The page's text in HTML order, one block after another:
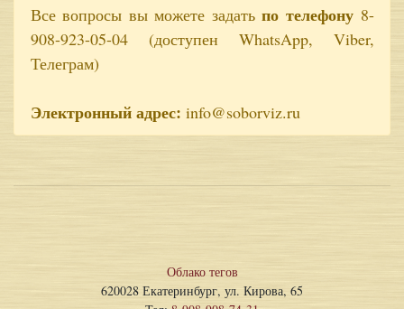
Все вопросы вы можете задатьпо телефону8-
908-923-05-04 (доступен WhatsApp, Viber,
Телеграм)
Электронный адрес: info@soborviz.ru
Облако тегов
620028 Екатеринбург, ул. Кирова, 65